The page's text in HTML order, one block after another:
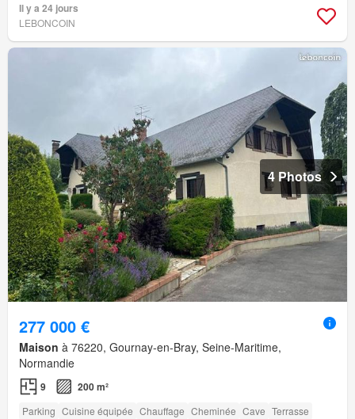
Il y a 24 jours
LEBONCOIN
4 Photos
277 000 €
Maison à 76220, Gournay-en-Bray, Seine-Maritime,
Normandie
9 200 m²
Parking Cuisine équipée Chauffage Cheminée Cave Terrasse